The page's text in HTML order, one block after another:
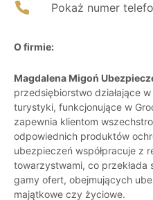
Pokaż numer
O firmie:
Magdalena Migoń
przedsiębiorstwo działające
turystyki, funkcjonujące w
zapewnia klientom
odpowiednich produktów
ubezpieczeń współpracuje z
towarzystwami, co przekłada
gamy ofert, obejmujących
majątkowe czy życiowe.